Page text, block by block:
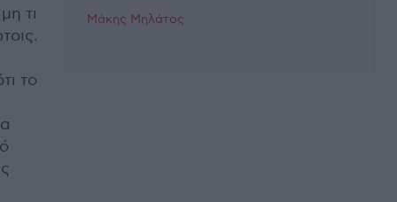
τι
το
Μάκης Μηλάτος